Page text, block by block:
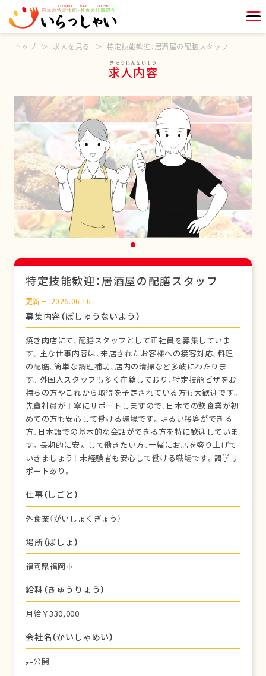
トップ 求人を見る 特定技能歓迎：居酒屋の配膳スタッフ
求人内容
特定技能歓迎：居酒屋の配膳スタッフ
更新日：2025.06.16
募集内容（ぼしゅうないよう）
焼き肉店にて、配膳スタッフとして正社員を募集していま
す。主な仕事内容は、来店されたお客様への接客対応、料理
の配膳、簡単な調理補助、店内の清掃など多岐にわたりま
す。外国人スタッフも多く在籍しており、特定技能ビザをお
持ちの方やこれから取得を予定されている方も大歓迎です。
先輩社員が丁寧にサポートしますので、日本での飲食業が初
めての方も安心して働ける環境です。明るい接客ができる
方、日本語での基本的な会話ができる方を特に歓迎していま
す。長期的に安定して働きたい方、一緒にお店を盛り上げて
いきましょう！ 未経験者も安心して働ける職場です。語学サ
ポートあり。
仕事（しごと）
外食業（がいしょくぎょう）
場所（ばしょ）
福岡県福岡市
給料（きゅうりょう）
月給￥330,000
会社名（かいしゃめい）
非公開